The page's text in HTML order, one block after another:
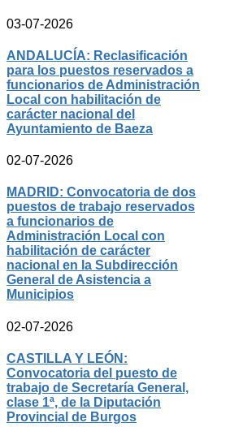
03-07-2026
ANDALUCÍA: Reclasificación
para los puestos reservados a
funcionarios de Administración
Local con habilitación de
carácter nacional del
Ayuntamiento de Baeza
02-07-2026
MADRID: Convocatoria de dos
puestos de trabajo reservados
a funcionarios de
Administración Local con
habilitación de carácter
nacional en la Subdirección
General de Asistencia a
Municipios
02-07-2026
CASTILLA Y LEÓN:
Convocatoria del puesto de
trabajo de Secretaría General,
clase 1ª, de la Diputación
Provincial de Burgos